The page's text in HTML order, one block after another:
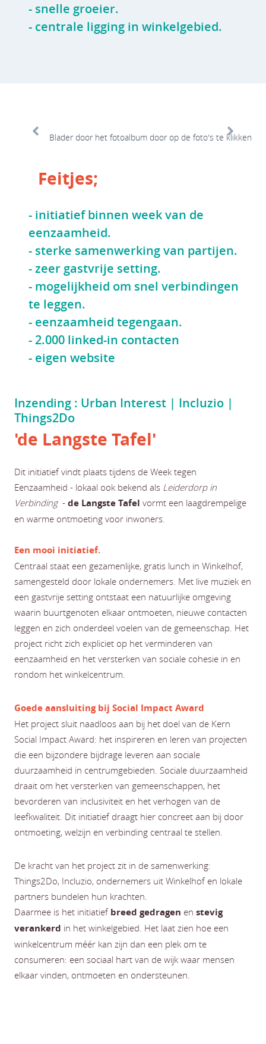
- snelle groeier.
- centrale ligging in winkelgebied.
Blader door het fotoalbum door op de foto's te klikken
Feitjes;
- initiatief binnen week van de
eenzaamheid.
- sterke samenwerking van partijen.
- zeer gastvrije setting.
- mogelijkheid om snel verbindingen
te leggen.
- eenzaamheid tegengaan.
- 2.000 linked-in contacten
- eigen website
Inzending : Urban Interest | Incluzio |
Things2Do
'de Langste Tafel'
Dit initiatief vindt plaats tijdens de Week tegen
Eenzaamheid - lokaal ook bekend als Leiderdorp in
Verbinding- de Langste Tafel vormt een laagdrempelige
en warme ontmoeting voor inwoners.
Een mooi initiatief.
Centraal staat een gezamenlijke, gratis lunch in Winkelhof,
samengesteld door lokale ondernemers. Met live muziek en
een gastvrije setting ontstaat een natuurlijke omgeving
waarin buurtgenoten elkaar ontmoeten, nieuwe contacten
leggen en zich onderdeel voelen van de gemeenschap. Het
project richt zich expliciet op het verminderen van
eenzaamheid en het versterken van sociale cohesie in en
rondom het winkelcentrum.
Goede aansluiting bij Social Impact Award
Het project sluit naadloos aan bij het doel van de Kern
Social Impact Award: het inspireren en leren van projecten
die een bijzondere bijdrage leveren aan sociale
duurzaamheid in centrumgebieden. Sociale duurzaamheid
draait om het versterken van gemeenschappen, het
bevorderen van inclusiviteit en het verhogen van de
leefkwaliteit. Dit initiatief draagt hier concreet aan bij door
ontmoeting, welzijn en verbinding centraal te stellen.
De kracht van het project zit in de samenwerking:
Things2Do, Incluzio, ondernemers uit Winkelhof en lokale
partners bundelen hun krachten.
Daarmee is het initiatief breed gedragen en stevig
verankerd in het winkelgebied. Het laat zien hoe een
winkelcentrum méér kan zijn dan een plek om te
consumeren: een sociaal hart van de wijk waar mensen
elkaar vinden, ontmoeten en ondersteunen.